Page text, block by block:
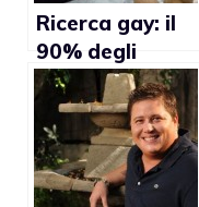
Ricerca gay: il
90% degli
uomini ha
praticato o
ricevuto il sesso
orale